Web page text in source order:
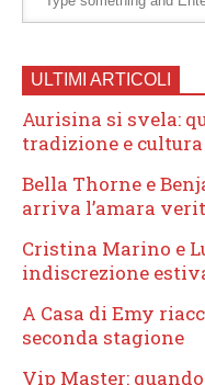
ULTIMI ARTICOLI
Aurisina si svela:
tradizione e cultura
Bella Thorne e
arriva l’amara
Cristina Marino e
indiscrezione
A Casa di Emy
seconda stagione
Vip Master: